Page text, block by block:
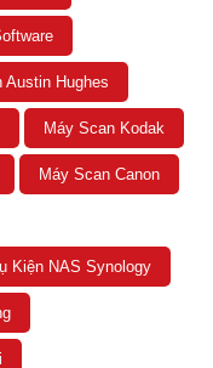
Austin Hughes
Máy Scan Kodak
Máy Scan Canon
Kiện NAS Synology